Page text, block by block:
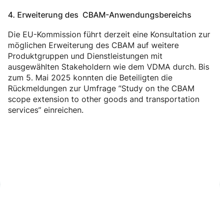
4. Erweiterung des CBAM-Anwendungsbereichs
Die EU-Kommission führt derzeit eine Konsultation zur
möglichen Erweiterung des CBAM auf weitere
Produktgruppen und Dienstleistungen mit
ausgewählten Stakeholdern wie dem VDMA durch. Bis
zum 5. Mai 2025 konnten die Beteiligten die
Rückmeldungen zur Umfrage “Study on the CBAM
scope extension to other goods and transportation
services” einreichen.